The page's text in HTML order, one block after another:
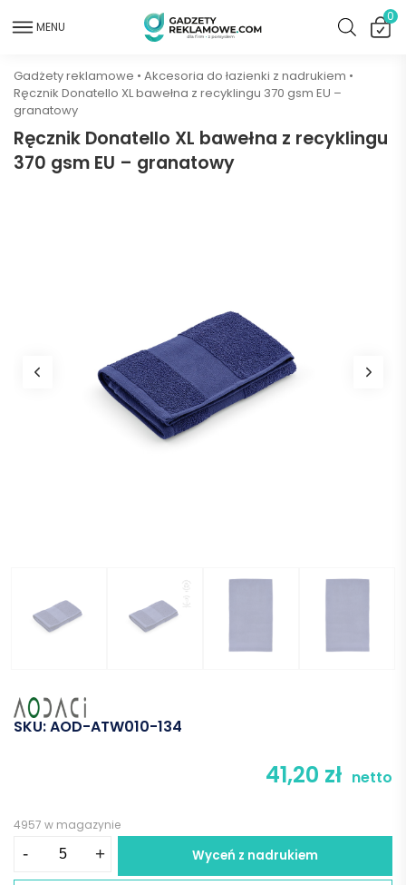
MENU
0
Gadżety reklamowe • Akcesoria do łazienki z nadrukiem •
Ręcznik Donatello XL bawełna z recyklingu 370 gsm EU –
granatowy
Ręcznik Donatello XL bawełna z recyklingu
370 gsm EU – granatowy
SKU:AOD-ATW010-134
41,20 zł netto
4957 w magazynie
- + Wyceń z nadrukiem